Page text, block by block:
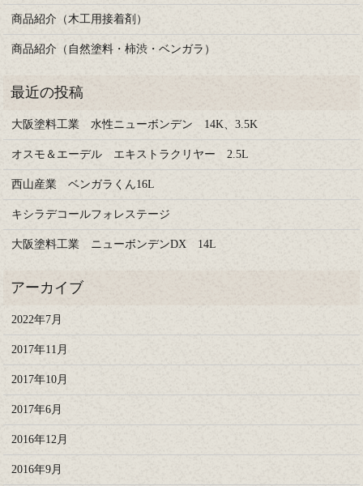
商品紹介（木工用接着剤）
商品紹介（自然塗料・柿渋・ベンガラ）
大阪塗料工業 水性ニューボンデン 14K、3.5K
オスモ＆エーデル エキストラクリヤー 2.5L
西山産業 ベンガラくん16L
キシラデコールフォレステージ
大阪塗料工業 ニューボンデンDX 14L
2022年7月
2017年11月
2017年10月
2017年6月
2016年12月
2016年9月